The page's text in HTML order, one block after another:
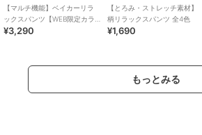
【マルチ機能】ベイカーリラ
ックスパンツ【WEB限定カラ
ー有り】
¥3,290
【とろみ・ストレッチ素材】
柄リラックスパンツ 全4色
¥1,690
もっとみる